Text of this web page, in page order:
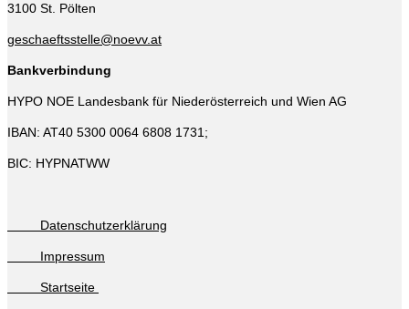
3100 St. Pölten
geschaeftsstelle@noevv.at
Bankverbindung
HYPO NOE Landesbank für Niederösterreich und Wien AG
IBAN: AT40 5300 0064 6808 1731;
BIC: HYPNATWW
Datenschutzerklärung
Impressum
Startseite